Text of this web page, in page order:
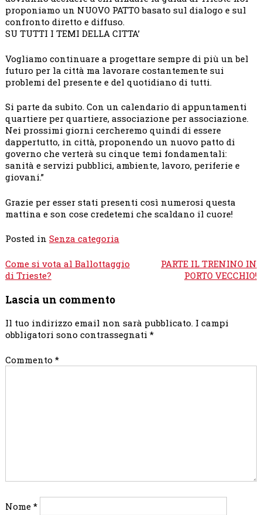
proponiamo un NUOVO PATTO basato sul dialogo e sul
confronto diretto e diffuso.
SU TUTTI I TEMI DELLA CITTA’
Vogliamo continuare a progettare sempre di più un bel
futuro per la città ma lavorare costantemente sui
problemi del presente e del quotidiano di tutti.
Si parte da subito. Con un calendario di appuntamenti
quartiere per quartiere, associazione per associazione.
Nei prossimi giorni cercheremo quindi di essere
dappertutto, in città, proponendo un nuovo patto di
governo che verterà su cinque temi fondamentali:
sanità e servizi pubblici, ambiente, lavoro, periferie e
giovani.”
Grazie per esser stati presenti così numerosi questa
mattina e son cose credetemi che scaldano il cuore!
Posted in Senza categoria
Navigazione
articoli
Come si vota al Ballottaggio
di Trieste?
PARTE IL TRENINO IN
PORTO VECCHIO!
Lascia un commento
Il tuo indirizzo email non sarà pubblicato. I campi
obbligatori sono contrassegnati *
Commento *
Nome *